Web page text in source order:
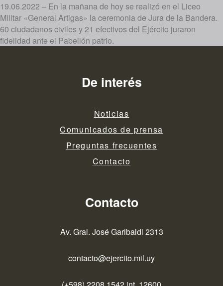
19.06.2022 – En la mañana de hoy se realizó en el Liceo
Militar «General Artigas» la ceremonia de Jura de la Bandera.
60 ciudadanos civiles y 21 efectivos del Ejército juraron
fidelidad ante el Pabellón patrio.
De interés
Noticias
Comunicados de prensa
Preguntas frecuentes
Contacto
Contacto
Av. Gral. José Garibaldi 2313
contacto@ejercito.mil.uy